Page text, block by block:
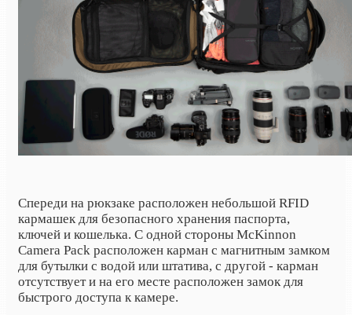
Спереди на рюкзаке расположен небольшой RFID
кармашек для безопасного хранения паспорта,
ключей и кошелька. С одной стороны McKinnon
Camera Pack расположен карман с магнитным замком
для бутылки с водой или штатива, с другой - карман
отсутствует и на его месте расположен замок для
быстрого доступа к камере.